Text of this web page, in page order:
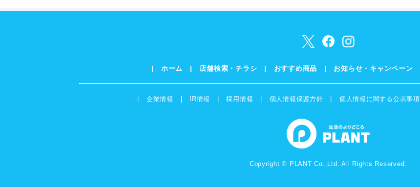
ホーム 店舗検索・チラシ おすすめ商品 お知らせ・キャンペーン
企業情報 IR情報 採用情報 個人情報保護方針 個人情報に関する公表事項
Copyright © PLANT Co.,Ltd. All Rights Reserved.